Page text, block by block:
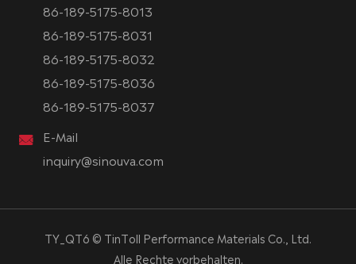
86-189-5175-8013
86-189-5175-8031
86-189-5175-8032
86-189-5175-8036
86-189-5175-8037
E-Mail
inquiry@sinouva.com
TY_QT6 © TinToll Performance Materials Co., Ltd.
Alle Rechte vorbehalten.